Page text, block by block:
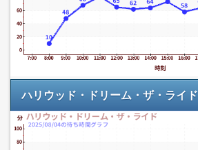
ハリウッド・ドリーム・ザ・ライド